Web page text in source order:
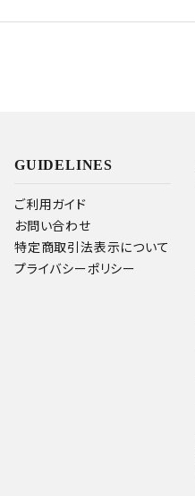
GUIDELINES
ご利用ガイド
お問い合わせ
特定商取引法表示について
プライバシーポリシー